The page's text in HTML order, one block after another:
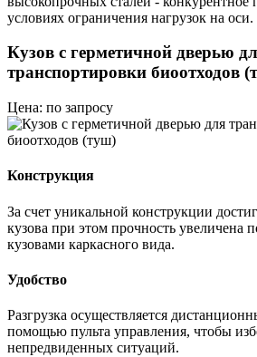
условиях ограничения нагрузок на оси.
Кузов с герметичной дверью
транспортировки биоотходов
Цена: по запросу
Конструкция
За счет уникальной конструкции
кузова при этом прочность увеличена
кузовами каркасного вида.
Удобство
Разгрузка осуществляется
помощью пульта управления, чтобы
непредвиденных ситуаций.